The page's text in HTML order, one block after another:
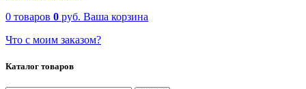
0 товаров 0 руб. Ваша корзина
Что с моим заказом?
Каталог товаров